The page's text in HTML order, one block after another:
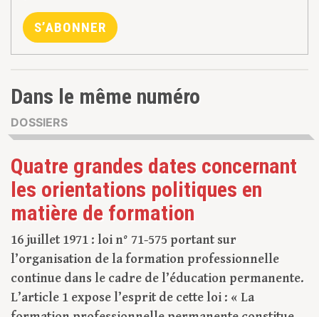
S’ABONNER
Dans le même numéro
DOSSIERS
Quatre grandes dates concernant
les orientations politiques en
matière de formation
16 juillet 1971 : loi n° 71-575 portant sur
l’organisation de la formation professionnelle
continue dans le cadre de l’éducation permanente.
L’article 1 expose l’esprit de cette loi : « La